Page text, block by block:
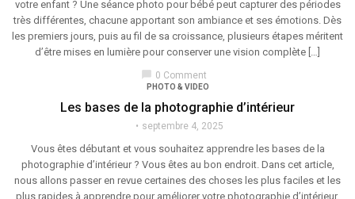
votre enfant ? Une séance photo pour bébé peut capturer des périodes
très différentes, chacune apportant son ambiance et ses émotions. Dès
les premiers jours, puis au fil de sa croissance, plusieurs étapes méritent
d’être mises en lumière pour conserver une vision complète […]
0 Comment
PHOTO & VIDEO
Les bases de la photographie d’intérieur
septembre 4, 2025
Vous êtes débutant et vous souhaitez apprendre les bases de la
photographie d’intérieur ? Vous êtes au bon endroit. Dans cet article,
nous allons passer en revue certaines des choses les plus faciles et les
plus rapides à apprendre pour améliorer votre photographie d’intérieur.